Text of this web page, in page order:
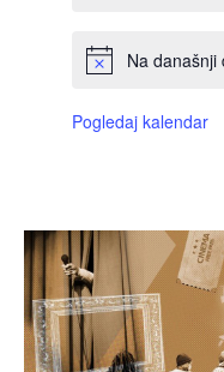
Na današnji
Pogledaj kalendar